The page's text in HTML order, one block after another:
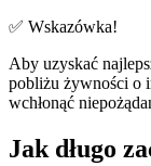
✅ Wskazówka!
Aby uzyskać
pobliżu żywności o
wchłonąć
Jak długo